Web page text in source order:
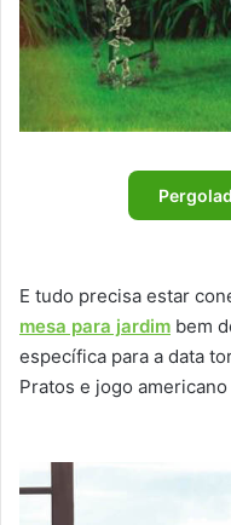
E tudo precisa estar
mesa para jardim bem
específica para a data
Pratos e jogo